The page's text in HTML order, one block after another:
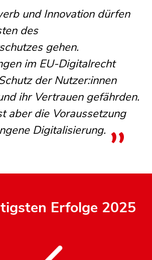
und Innovation dürfen
des
gehen.
im EU-Digitalrecht
der Nutzer:innen
ihr Vertrauen gefährden.
aber die Voraussetzung
Digitalisierung.
Erfolge 2025